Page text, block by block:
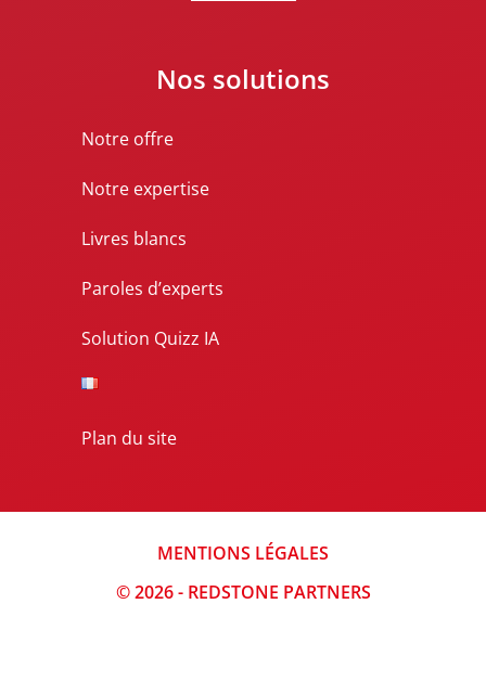
Nos solutions
Notre offre
Notre expertise
Livres blancs
Paroles d’experts
Solution Quizz IA
Plan du site
© 2026 - REDSTONE PARTNERS
MENTIONS LÉGALES